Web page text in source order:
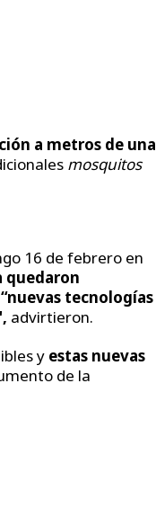
a metros de una
mosquitos
16 de febrero en
quedaron
tecnologías
advirtieron.
y estas nuevas
de la